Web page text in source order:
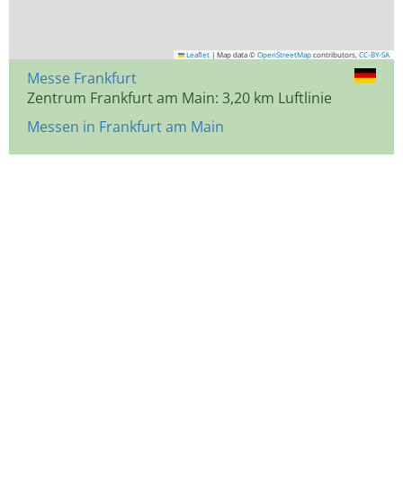
Leaflet | Map data © OpenStreetMap contributors, CC-BY-SA
Messe Frankfurt
Zentrum Frankfurt am Main: 3,20 km Luftlinie
Messen in Frankfurt am Main